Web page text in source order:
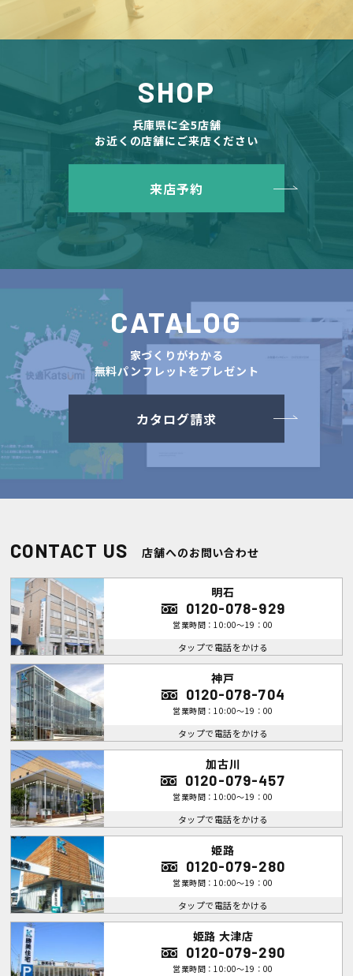
SHOP
兵庫県に全5店舗
お近くの店舗にご来店ください
来店予約
CATALOG
家づくりがわかる
無料パンフレットをプレゼント
カタログ請求
CONTACT US 店舗へのお問い合わせ
明石
0120-078-929
営業時間：10:00～19：00
タップで電話をかける
神戸
0120-078-704
営業時間：10:00～19：00
タップで電話をかける
加古川
0120-079-457
営業時間：10:00～19：00
タップで電話をかける
姫路
0120-079-280
営業時間：10:00～19：00
タップで電話をかける
姫路 大津店
0120-079-290
営業時間：10:00～19：00